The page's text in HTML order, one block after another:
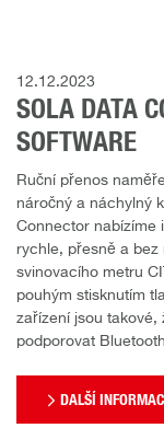
12.12.2023
SOLA DATA
SOFTWARE
Ruční přenos
náročný a náchylný
Connector nabízíme
rychle, přesně a bez
svinovacího metru
pouhým stisknutím
zařízení jsou
podporovat
DALŠÍ